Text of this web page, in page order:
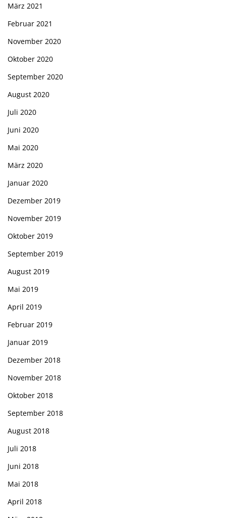
März 2021
Februar 2021
November 2020
Oktober 2020
September 2020
August 2020
Juli 2020
Juni 2020
Mai 2020
März 2020
Januar 2020
Dezember 2019
November 2019
Oktober 2019
September 2019
August 2019
Mai 2019
April 2019
Februar 2019
Januar 2019
Dezember 2018
November 2018
Oktober 2018
September 2018
August 2018
Juli 2018
Juni 2018
Mai 2018
April 2018